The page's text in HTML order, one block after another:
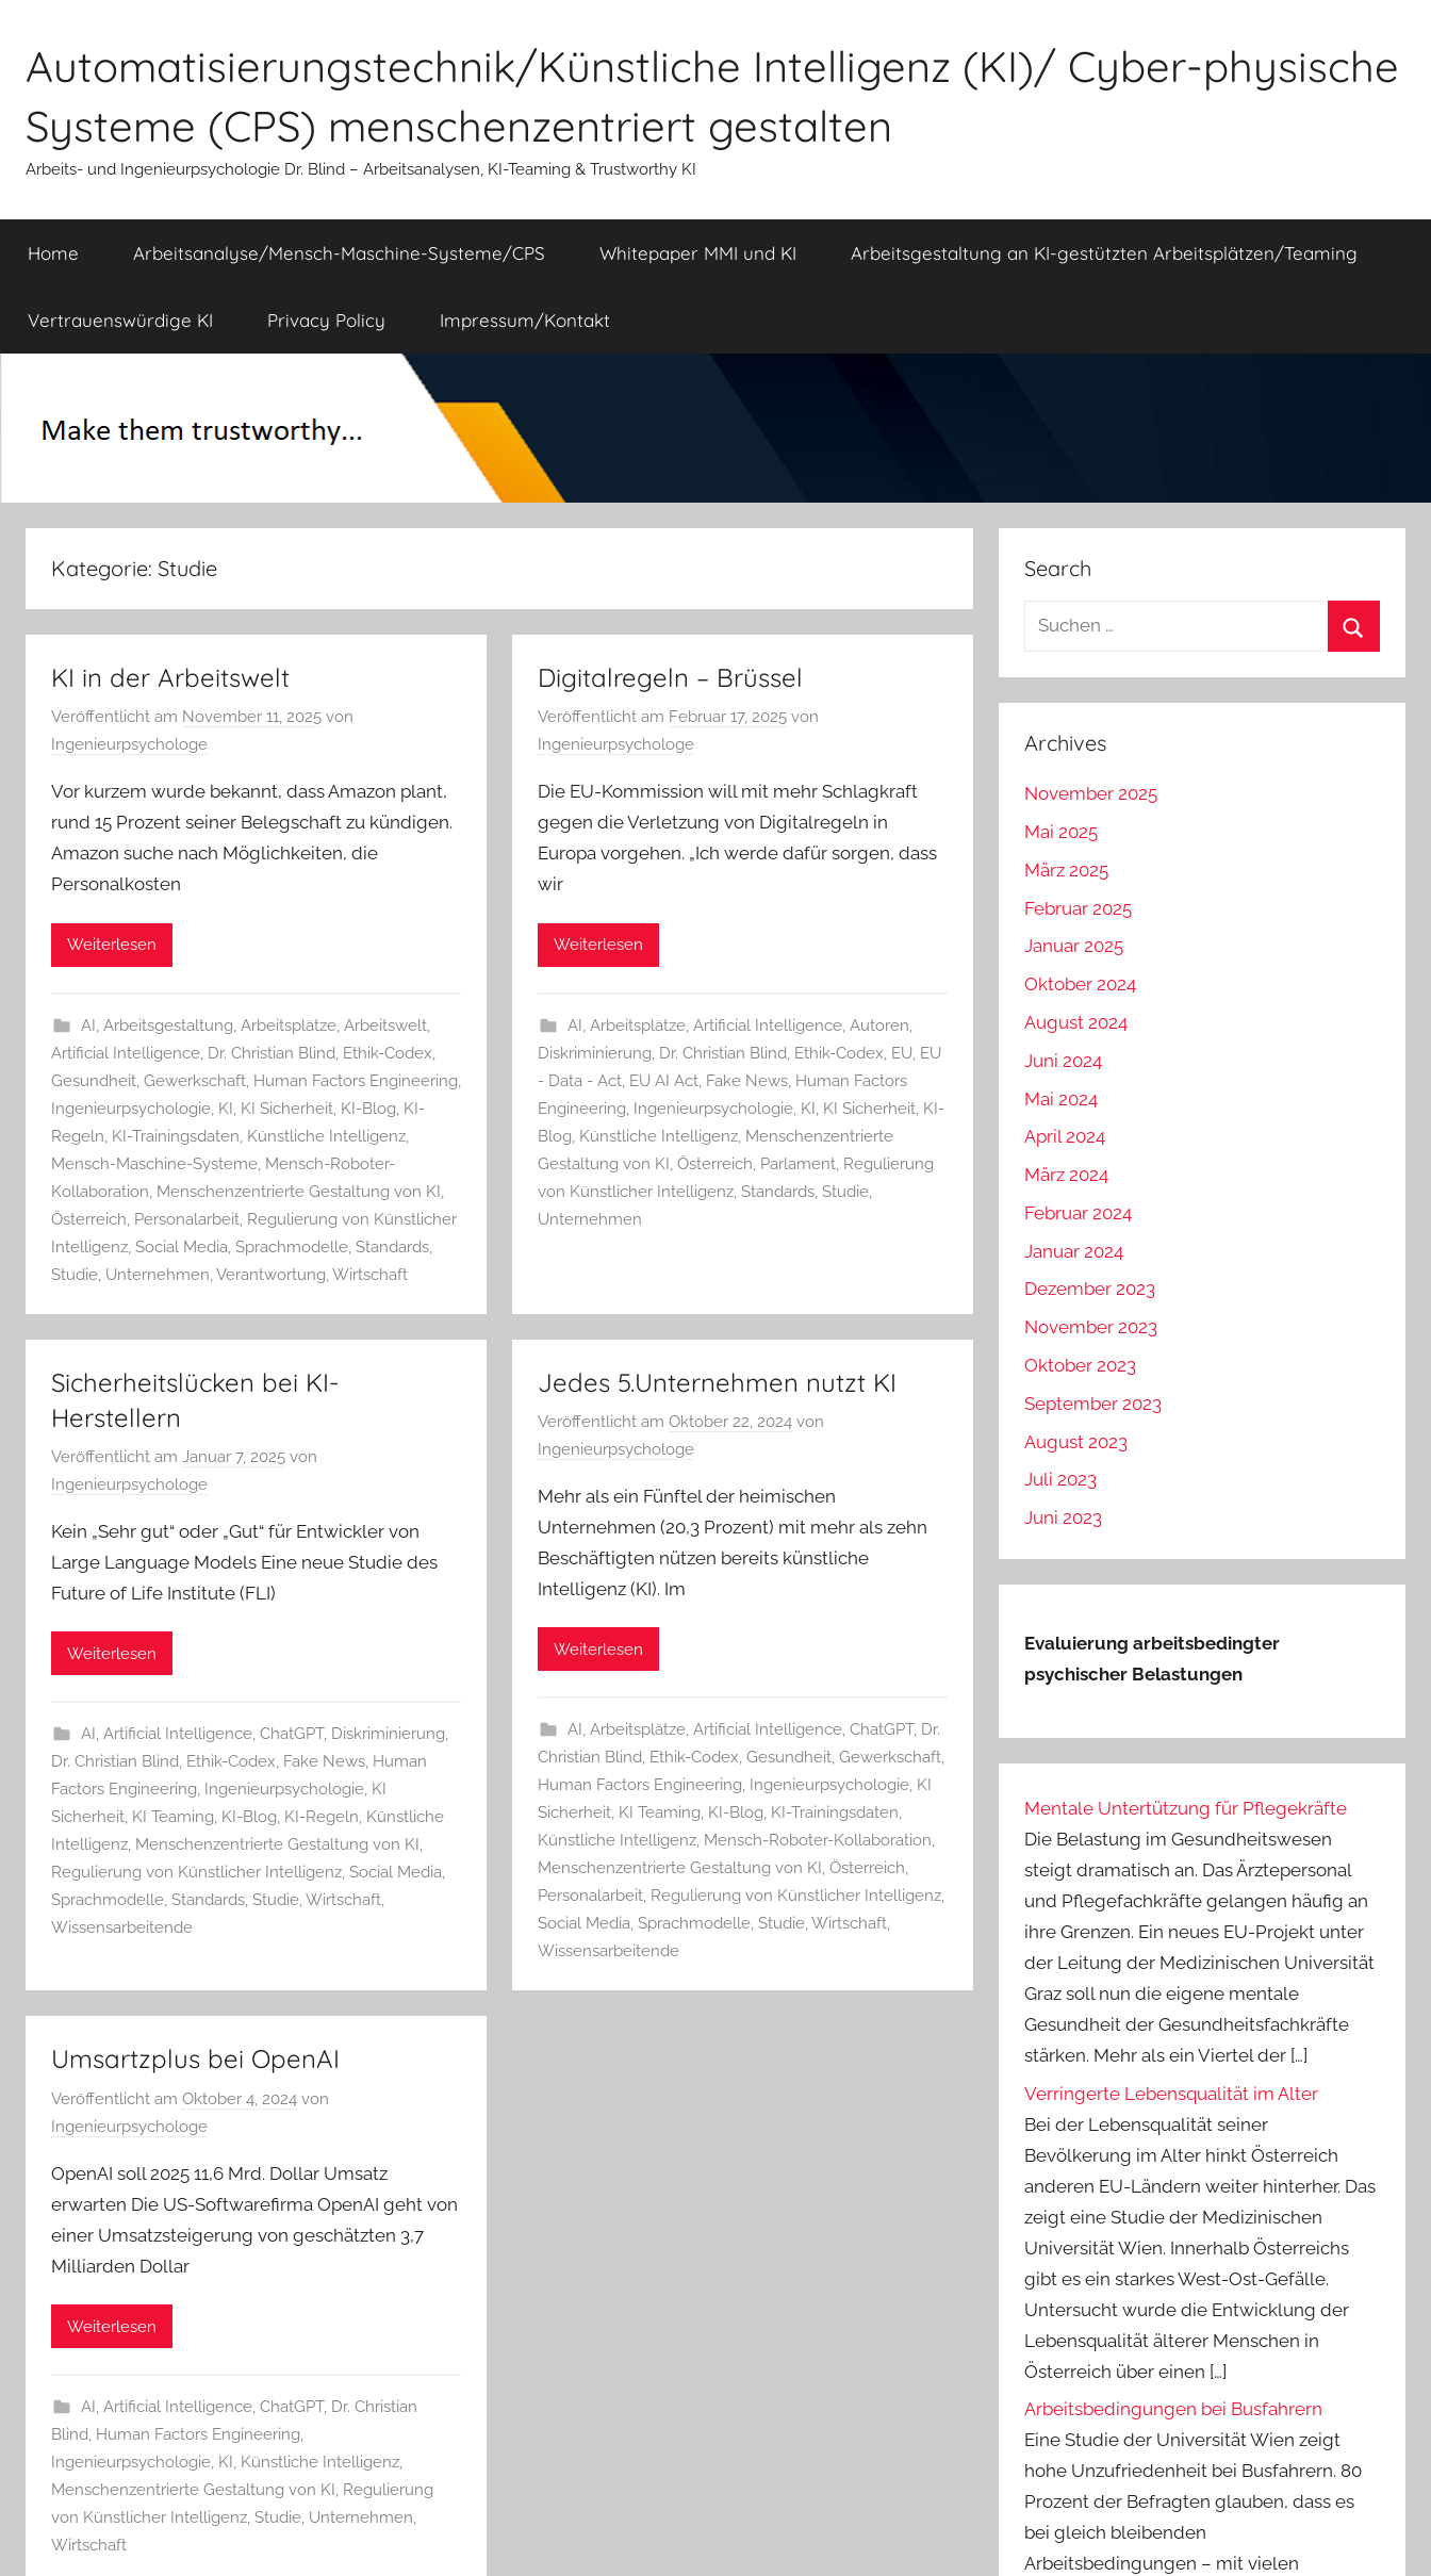
springen
Automatisierungstechnik/Künstliche Intelligenz (KI)/ Cyber-physische
Systeme (CPS) menschenzentriert gestalten
Arbeits- und Ingenieurpsychologie Dr. Blind – Arbeitsanalysen, KI-Teaming & Trustworthy KI
Home Arbeitsanalyse/Mensch-Maschine-Systeme/CPS Whitepaper MMI und KI Arbeitsgestaltung an KI-gestützten Arbeitsplätzen/Teaming
Vertrauenswürdige KI Privacy Policy Impressum/Kontakt
Kategorie: Studie
KI in der Arbeitswelt
Veröffentlicht am November 11, 2025 von
Ingenieurpsychologe
Vor kurzem wurde bekannt, dass Amazon plant,
rund 15 Prozent seiner Belegschaft zu kündigen.
Amazon suche nach Möglichkeiten, die
Personalkosten
Weiterlesen
AI, Arbeitsgestaltung, Arbeitsplätze, Arbeitswelt,
Artificial Intelligence, Dr. Christian Blind, Ethik-Codex,
Gesundheit, Gewerkschaft, Human Factors Engineering,
Ingenieurpsychologie, KI, KI Sicherheit, KI-Blog, KI-
Regeln, KI-Trainingsdaten, Künstliche Intelligenz,
Mensch-Maschine-Systeme, Mensch-Roboter-
Kollaboration, Menschenzentrierte Gestaltung von KI,
Österreich, Personalarbeit, Regulierung von Künstlicher
Intelligenz, Social Media, Sprachmodelle, Standards,
Studie, Unternehmen,Verantwortung,Wirtschaft
Digitalregeln – Brüssel
Veröffentlicht am Februar 17, 2025 von
Ingenieurpsychologe
Die EU-Kommission will mit mehr Schlagkraft
gegen die Verletzung von Digitalregeln in
Europa vorgehen. „Ich werde dafür sorgen, dass
wir
Weiterlesen
AI, Arbeitsplätze, Artificial Intelligence, Autoren,
Diskriminierung, Dr. Christian Blind, Ethik-Codex, EU, EU
- Data - Act, EU AI Act, Fake News, Human Factors
Engineering, Ingenieurpsychologie, KI, KI Sicherheit, KI-
Blog, Künstliche Intelligenz, Menschenzentrierte
Gestaltung von KI,Österreich, Parlament, Regulierung
von Künstlicher Intelligenz,Standards,Studie,
Unternehmen
Sicherheitslücken bei KI-
Herstellern
Veröffentlicht am Januar 7, 2025 von
Ingenieurpsychologe
Kein „Sehr gut“ oder „Gut“ für Entwickler von
Large Language Models Eine neue Studie des
Future of Life Institute (FLI)
Weiterlesen
AI , Artificial Intelligence, ChatGPT, Diskriminierung,
Dr. Christian Blind, Ethik-Codex, Fake News, Human
Factors Engineering, Ingenieurpsychologie, KI
Sicherheit, KI Teaming, KI-Blog, KI-Regeln, Künstliche
Intelligenz, Menschenzentrierte Gestaltung von KI ,
Regulierung von Künstlicher Intelligenz, Social Media,
Sprachmodelle, Standards, Studie,Wirtschaft,
Wissensarbeitende
Jedes 5.Unternehmen nutzt KI
Veröffentlicht amOktober 22, 2024 von
Ingenieurpsychologe
Mehr als ein Fünftel der heimischen
Unternehmen (20,3 Prozent) mit mehr als zehn
Beschäftigten nützen bereits künstliche
Intelligenz (KI). Im
Weiterlesen
AI , Arbeitsplätze, Artificial Intelligence, ChatGPT, Dr.
Christian Blind, Ethik-Codex,Gesundheit,Gewerkschaft,
Human Factors Engineering, Ingenieurpsychologie, KI
Sicherheit, KI Teaming, KI-Blog, KI-Trainingsdaten,
Künstliche Intelligenz, Mensch-Roboter-Kollaboration,
Menschenzentrierte Gestaltung von KI ,Österreich,
Personalarbeit, Regulierung von Künstlicher Intelligenz,
Social Media,Sprachmodelle,Studie,Wirtschaft,
Wissensarbeitende
Umsartzplus bei OpenAI
Veröffentlicht am Oktober 4, 2024 von
Ingenieurpsychologe
OpenAI soll 2025 11,6 Mrd. Dollar Umsatz
erwarten Die US-Softwarefirma OpenAI geht von
einer Umsatzsteigerung von geschätzten 3,7
Milliarden Dollar
Weiterlesen
AI, Artificial Intelligence, ChatGPT, Dr. Christian
Blind, Human Factors Engineering,
Ingenieurpsychologie, KI, Künstliche Intelligenz,
Menschenzentrierte Gestaltung von KI, Regulierung
von Künstlicher Intelligenz, Studie, Unternehmen,
Wirtschaft
Search
Suchen
Archives
November 2025
Mai 2025
März 2025
Februar 2025
Januar 2025
Oktober 2024
August 2024
Juni 2024
Mai 2024
April 2024
März 2024
Februar 2024
Januar 2024
Dezember 2023
November 2023
Oktober 2023
September 2023
August 2023
Juli 2023
Juni 2023
Evaluierung arbeitsbedingter
psychischer Belastungen
Mentale Untertützung für Pflegekräfte
Die Belastung im Gesundheitswesen
steigt dramatisch an. Das Ärztepersonal
und Pflegefachkräfte gelangen häufig an
ihre Grenzen. Ein neues EU-Projekt unter
der Leitung der Medizinischen Universität
Graz soll nun die eigene mentale
Gesundheit der Gesundheitsfachkräfte
stärken. Mehr als ein Viertel der […]
Verringerte Lebensqualität im Alter
Bei der Lebensqualität seiner
Bevölkerung im Alter hinkt Österreich
anderen EU-Ländern weiter hinterher. Das
zeigt eine Studie der Medizinischen
Universität Wien. Innerhalb Österreichs
gibt es ein starkes West-Ost-Gefälle.
Untersucht wurde die Entwicklung der
Lebensqualität älterer Menschen in
Österreich über einen […]
Arbeitsbedingungen bei Busfahrern
Eine Studie der Universität Wien zeigt
hohe Unzufriedenheit bei Busfahrern. 80
Prozent der Befragten glauben, dass es
bei gleich bleibenden
Arbeitsbedingungen – mit vielen